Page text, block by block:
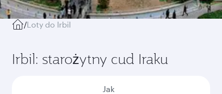
/Loty do Irbil
Irbil: starożytny cud Iraku
Jak